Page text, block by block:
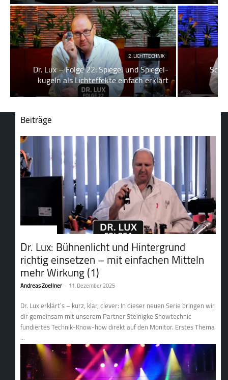
2. LICHTTECHNIK
Dr. Lux – Folge 22: Spiegel und Spiegel­
kugeln als Lichteffekte einfach erklärt
Beiträge
Dr. Lux: Bühnenlicht und Hintergrund
richtig einsetzen – mit einfachen Mitteln
mehr Wirkung (1)
Andreas Zoellner - 11. Dezember 2025
Dr. Lux erklärt’s – kurz, klar, clever: In dieser neuen Serie bringen wir
dir gemeinsam mit unserem Partner Steinigke Showtechnic
fundiertes Technik-Know-how direkt auf den Monitor. Erstes Thema
...